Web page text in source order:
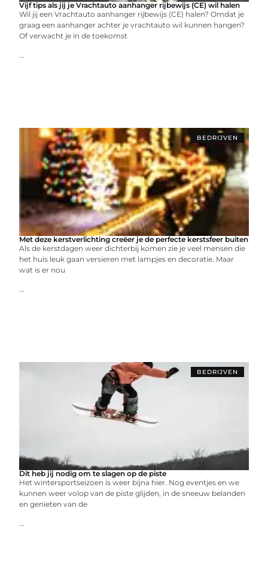
Vijf tips als jij je Vrachtauto aanhanger rijbewijs (CE) wil halen
Wil jij een Vrachtauto aanhanger rijbewijs (CE) halen? Omdat je
graag een aanhanger achter je vrachtauto wil kunnen hangen?
Of verwacht je in de toekomst
...
BEDRIJVEN
Met deze kerstverlichting creëer je de perfecte kerstsfeer buiten
Als de kerstdagen weer dichterbij komen zie je veel mensen die
het huis leuk gaan versieren met lampjes en decoratie. Maar
wat is er nou
...
BEDRIJVEN
Dit heb jij nodig om te slagen op de piste
Het wintersportseizoen is weer bijna hier. Nog eventjes en we
kunnen weer volop van de piste glijden, in de sneeuw belanden
en genieten van de
...